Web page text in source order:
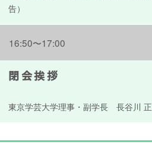
告）
16:50〜17:00
閉会挨拶
東京学芸大学理事・副学長 長谷川 正